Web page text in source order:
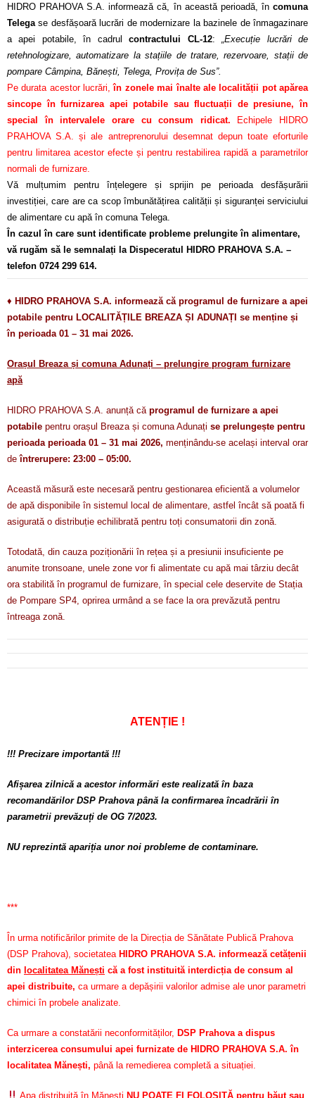
HIDRO PRAHOVA S.A. informează că, în această perioadă, încomuna
Telega se desfășoară lucrări de modernizare la bazinele de înmagazinare
a apei potabile, în cadrulcontractului CL-12: „Execuție lucrări de
retehnologizare, automatizare la stațiile de tratare, rezervoare, stații de
pompare Câmpina, Bănești, Telega, Provița de Sus”.
Pe durata acestor lucrări,în zonele mai înalte ale localității pot apărea
sincope în furnizarea apei potabile sau fluctuații de presiune, în
special în intervalele orare cu consum ridicat. Echipele HIDRO
PRAHOVA S.A. și ale antreprenorului desemnat depun toate eforturile
pentru limitarea acestor efecte și pentru restabilirea rapidă a parametrilor
normali de furnizare.
Vă mulțumim pentru înțelegere și sprijin pe perioada desfășurării
investiției, care are ca scop îmbunătățirea calității și siguranței serviciului
de alimentare cu apă în comuna Telega.
În cazul în care sunt identificate probleme prelungite în alimentare,
vă rugăm să le semnalați la Dispeceratul HIDRO PRAHOVA S.A. –
telefon 0724 299 614.
♦ HIDRO PRAHOVA S.A. informează că programul de furnizare a apei
potabile pentru LOCALITĂȚILE BREAZA ȘI ADUNAȚI se menține și
în perioada 01 – 31 mai 2026.
Orașul Breaza și comuna Adunați – prelungire program furnizare
apă
HIDRO PRAHOVA S.A. anunță că programul de furnizare a apei
potabile pentru orașul Breaza și comuna Adunați se prelungește pentru
perioada perioada 01 – 31 mai 2026, menținându-se același interval orar
deîntrerupere: 23:00 – 05:00.
Această măsură este necesară pentru gestionarea eficientă a volumelor
de apă disponibile în sistemul local de alimentare, astfel încât să poată fi
asigurată o distribuție echilibrată pentru toți consumatorii din zonă.
Totodată, din cauza poziționării în rețea și a presiunii insuficiente pe
anumite tronsoane, unele zone vor fi alimentate cu apă mai târziu decât
ora stabilită în programul de furnizare, în special cele deservite de Stația
de Pompare SP4, oprirea urmând a se face la ora prevăzută pentru
întreaga zonă.
ATENȚIE !
!!! Precizare importantă !!!
Afișarea zilnică a acestor informări este realizată în baza
recomandărilor DSP Prahova până la confirmarea încadrării în
parametrii prevăzuți de OG 7/2023.
NU reprezintă apariția unor noi probleme de contaminare.
***
În urma notificărilor primite de la Direcția de Sănătate Publică Prahova
(DSP Prahova), societatea HIDRO PRAHOVA S.A. informează cetățenii
din localitatea Mănești că a fost instituită interdicția de consum al
apei distribuite, ca urmare a depășirii valorilor admise ale unor parametri
chimici în probele analizate.
Ca urmare a constatării neconformităților, DSP Prahova a dispus
interzicerea consumului apei furnizate de HIDRO PRAHOVA S.A. în
localitatea Mănești, până la remedierea completă a situației.
Apa distribuită în Mănești NU POATE FI FOLOSITĂ pentru băut sau